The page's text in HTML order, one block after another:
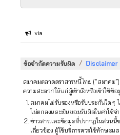
via
ข้อจำกัดความรับผิด / Disclaimer
สมาคมตลาดตราสารหนี้ไทย (“สมาคม
ความสะดวกให้แก่ผู้เข้าถึงหรือเข้าใช้ข้
สมาคมไม่รับรองหรือรับประกันใด ๆ
ไม่ตกลงและยินยอมรับผิดในค่าใช้จ่
ข่าวสารและข้อมูลที่ปรากฏในส่วนนี้
เกี่ยวข้อง ผู้ใช้บริการควรใช้ทักษะ